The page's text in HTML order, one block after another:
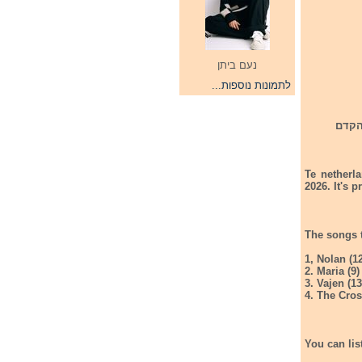
נעם ביתן
לתמונות נוספות...
מהשירים שישתתפו בקדם שלה לתחרות אירווזיון הילדים 2026. הקדם
Te
2026. It's
The songs
1, Nolan
2. Maria (9)
3. Vajen
4. The
You can